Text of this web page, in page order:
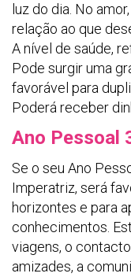
luz do dia. No
relação ao que
A nível de saúde,
Pode surgir uma
favorável para
Poderá receber
Ano Pessoal
Se o seu Ano
Imperatriz, será
horizontes e para
conhecimentos.
viagens, o
amizades, a